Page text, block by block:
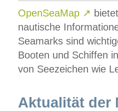
OpenSeaMap ↗
nautische
Seamarks sind
Booten und Schiffen
von Seezeichen wie
Aktualität der